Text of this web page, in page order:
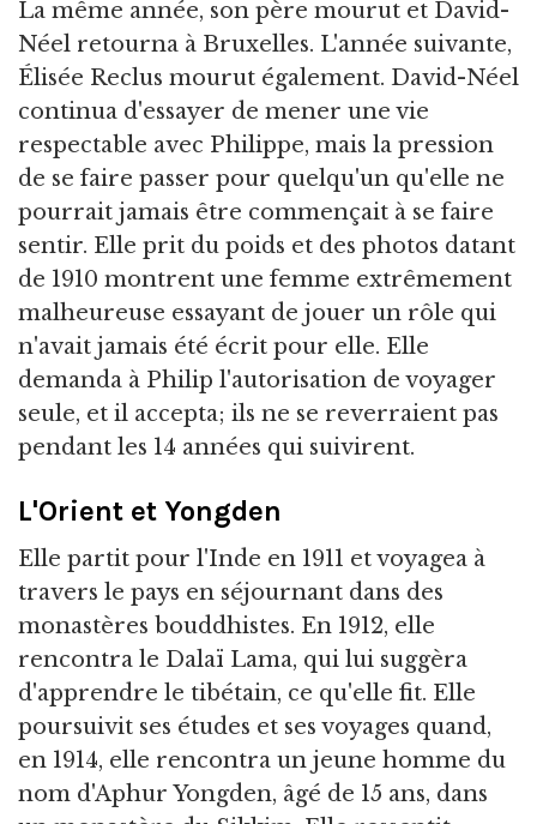
La même année, son père mourut et David-
Néel retourna à Bruxelles. L'année suivante,
Élisée Reclus mourut également. David-Néel
continua d'essayer de mener une vie
respectable avec Philippe, mais la pression
de se faire passer pour quelqu'un qu'elle ne
pourrait jamais être commençait à se faire
sentir. Elle prit du poids et des photos datant
de 1910 montrent une femme extrêmement
malheureuse essayant de jouer un rôle qui
n'avait jamais été écrit pour elle. Elle
demanda à Philip l'autorisation de voyager
seule, et il accepta; ils ne se reverraient pas
pendant les 14 années qui suivirent.
L'Orient et Yongden
Elle partit pour l'Inde en 1911 et voyagea à
travers le pays en séjournant dans des
monastères bouddhistes. En 1912, elle
rencontra le Dalaï Lama, qui lui suggèra
d'apprendre le tibétain, ce qu'elle fit. Elle
poursuivit ses études et ses voyages quand,
en 1914, elle rencontra un jeune homme du
nom d'Aphur Yongden, âgé de 15 ans, dans